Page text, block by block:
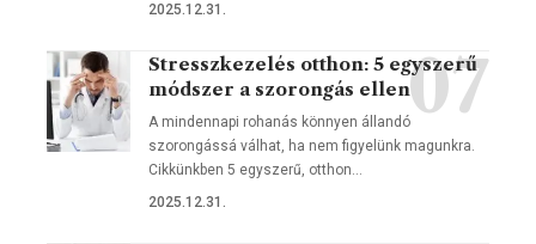
2025.12.31.
Stresszkezelés otthon: 5 egyszerű
módszer a szorongás ellen
A mindennapi rohanás könnyen állandó
szorongássá válhat, ha nem figyelünk magunkra.
Cikkünkben 5 egyszerű, otthon…
2025.12.31.